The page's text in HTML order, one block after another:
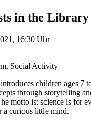
in the
16:30 Uhr
Social Activity
children ages 7
through storytelling
motto is: science is for
a curious little mind.